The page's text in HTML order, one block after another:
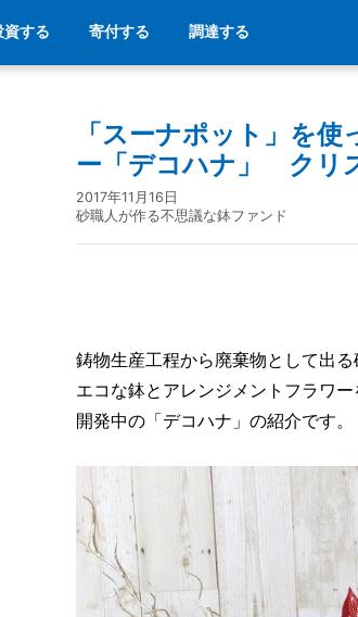
資する 寄付する 調達する
「スーナポット」を
ー「デコハナ」 クリ
2017年11月16日
砂職人が作る不思議な鉢ファンド
鋳物生産工程から廃棄物として出
エコな鉢とアレンジメントフラワー
開発中の「デコハナ」の紹介です。